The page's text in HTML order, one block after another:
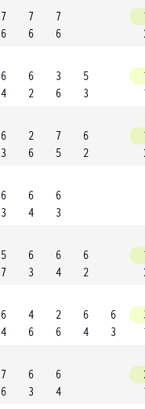
7
6
7
6
7
6
6
4
6
2
3
6
5
3
6
3
2
6
7
5
6
2
6
3
6
4
6
3
5
7
6
3
6
4
6
2
6
4
4
6
2
6
6
4
6
3
7
6
6
3
6
4